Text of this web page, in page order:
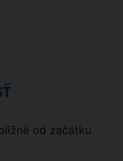
od začátku